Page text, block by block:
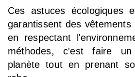
Ces astuces écologiques
garantissent des vêtements
en respectant
méthodes, c'est faire
planète tout en prenant